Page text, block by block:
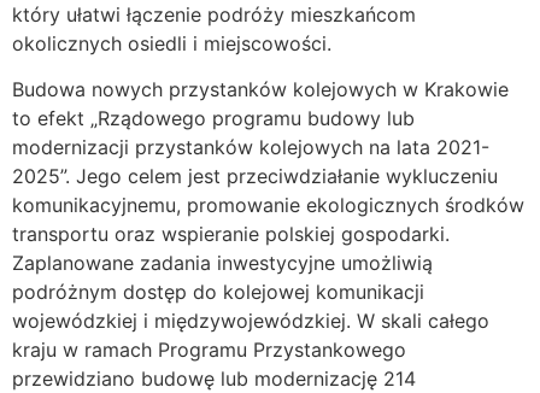
który ułatwi łączenie podróży mieszkańcom
okolicznych osiedli i miejscowości.
Budowa nowych przystanków kolejowych w Krakowie
to efekt „Rządowego programu budowy lub
modernizacji przystanków kolejowych na lata 2021-
2025”. Jego celem jest przeciwdziałanie wykluczeniu
komunikacyjnemu, promowanie ekologicznych środków
transportu oraz wspieranie polskiej gospodarki.
Zaplanowane zadania inwestycyjne umożliwią
podróżnym dostęp do kolejowej komunikacji
wojewódzkiej i międzywojewódzkiej. W skali całego
kraju w ramach Programu Przystankowego
przewidziano budowę lub modernizację 214